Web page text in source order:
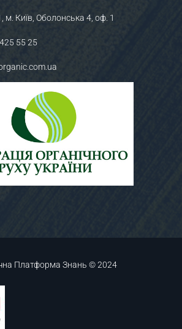
м. Київ, Оболонська 4, оф. 1
55 25
Платформа Знань © 2024